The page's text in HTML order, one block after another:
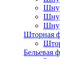
Шторная
Бельевая